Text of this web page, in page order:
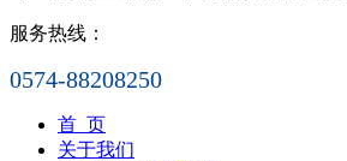
服务热线：
0574-88208250
首 页
关于我们